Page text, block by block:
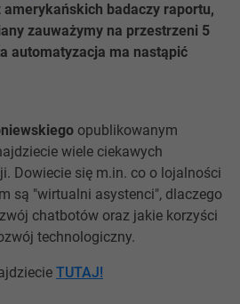
badaczy raportu,
zauważymy na przestrzeni 5
automatyzacja ma nastąpić
opublikowanym
wiele ciekawych
Dowiecie się m.in. co o lojalności
są "wirtualni asystenci", dlaczego
chatbotów oraz jakie korzyści
technologiczny.
TUTAJ!